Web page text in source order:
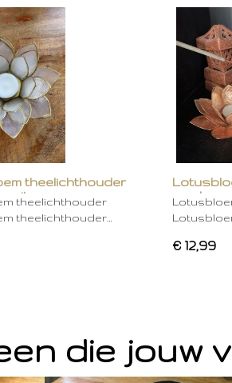
theelichthouder
wittheelichthouder
theelichthouder…
mocha
€ 12,99
die jouw